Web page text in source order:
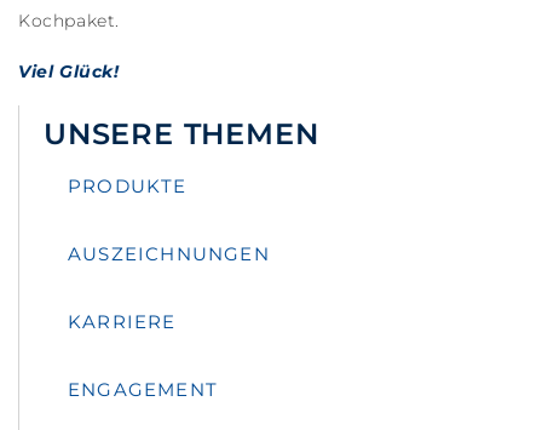
Kochpaket.
Viel Glück!
UNSERE THEMEN
PRODUKTE
AUSZEICHNUNGEN
KARRIERE
ENGAGEMENT